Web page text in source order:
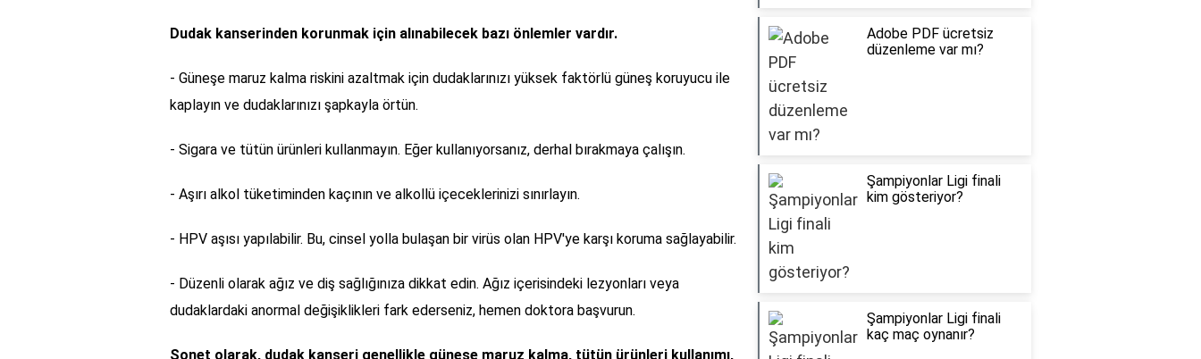
Dudak kanserinden korunmak için alınabilecek bazı önlemler vardır.
- Güneşe maruz kalma riskini azaltmak için dudaklarınızı yüksek faktörlü güneş koruyucu ile
kaplayın ve dudaklarınızı şapkayla örtün.
- Sigara ve tütün ürünleri kullanmayın. Eğer kullanıyorsanız, derhal bırakmaya çalışın.
- Aşırı alkol tüketiminden kaçının ve alkollü içeceklerinizi sınırlayın.
- HPV aşısı yapılabilir. Bu, cinsel yolla bulaşan bir virüs olan HPV'ye karşı koruma sağlayabilir.
- Düzenli olarak ağız ve diş sağlığınıza dikkat edin. Ağız içerisindeki lezyonları veya
dudaklardaki anormal değişiklikleri fark ederseniz, hemen doktora başvurun.
Sonet olarak, dudak kanseri genellikle güneşe maruz kalma, tütün ürünleri kullanımı,
Adobe PDF ücretsiz
düzenleme var mı?
Şampiyonlar Ligi finali
kim gösteriyor?
Şampiyonlar Ligi finali
kaç maç oynanır?